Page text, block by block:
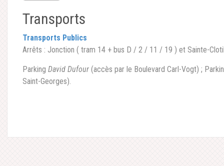
Transports
Transports Publics
Arrêts : Jonction ( tram 14 + bus D / 2 / 11 / 19 ) et Sainte-
Parking David Dufour (accès par le Boulevard Carl-Vogt) ;
Saint-Georges).